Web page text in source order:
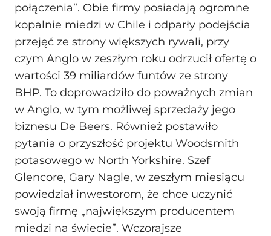
połączenia”. Obie firmy posiadają ogromne
kopalnie miedzi w Chile i odparły podejścia
przejęć ze strony większych rywali, przy
czym Anglo w zeszłym roku odrzucił ofertę o
wartości 39 miliardów funtów ze strony
BHP. To doprowadziło do poważnych zmian
w Anglo, w tym możliwej sprzedaży jego
biznesu De Beers. Również postawiło
pytania o przyszłość projektu Woodsmith
potasowego w North Yorkshire. Szef
Glencore, Gary Nagle, w zeszłym miesiącu
powiedział inwestorom, że chce uczynić
swoją firmę „największym producentem
miedzi na świecie”. Wczorajsze